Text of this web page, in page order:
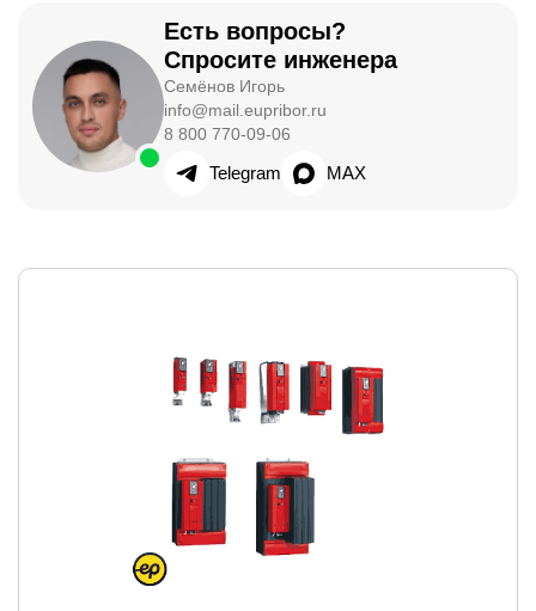
Есть вопросы?
Спросите инженера
Семёнов Игорь
info@mail.eupribor.ru
8 800 770-09-06
Telegram MAX